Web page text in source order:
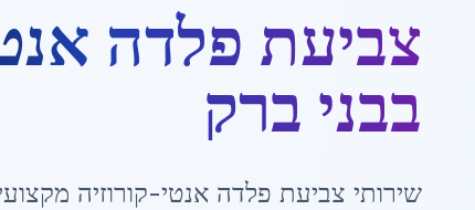
צביעת פלדה
בבני ברק
שירותי צביעת פלדה אנטי-קורוזיה